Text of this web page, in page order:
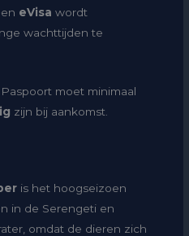
eVisa wordt
wachttijden te
Paspoort moet minimaal
zijn bij aankomst.
is het hoogseizoen
in de Serengeti en
omdat de dieren zich